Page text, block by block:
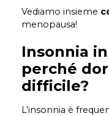
Vediamo insieme
menopausa!
Insonnia
perché
difficile?
L’insonnia è